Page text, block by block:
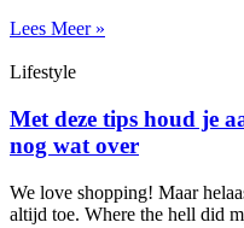
Lees Meer »
Lifestyle
Met deze tips houd je
nog wat over
We love shopping! Maar
altijd toe. Where the hell did